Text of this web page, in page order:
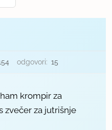
odgovori: 15
krompir za
zvečer za jutrišnje